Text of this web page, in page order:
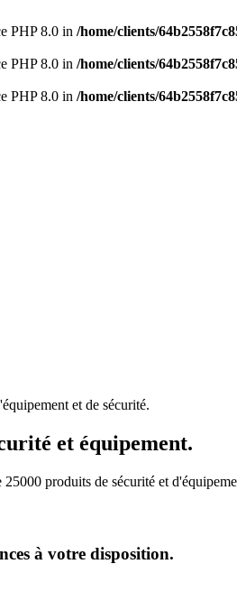
PHP 8.0 in /home/clients/
PHP 8.0 in /home/clients/
PHP 8.0 in /home/clients/
et de sécurité.
et équipement.
produits de sécurité et
à votre disposition.